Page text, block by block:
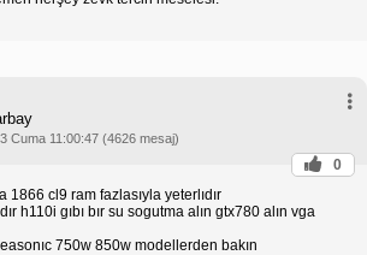
Cuma 11:00:47 (4626 mesaj)
0
cl9 ram fazlasıyla yeterlıdır
h110i gıbı bır su sogutma alın gtx780 alın vga
750w 850w modellerden bakın